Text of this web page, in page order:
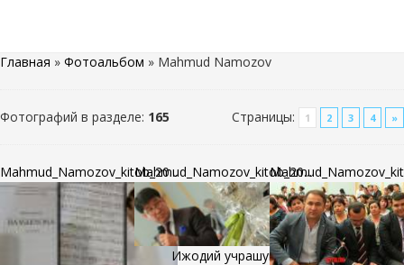
Главная » Фотоальбом » Mahmud Namozov
Фотографий в разделе: 165 Страницы: 1 2 3 4 »
Mahmud_Namozov_kitob_20...Mahmud_Namozov_kitob_20...
Ижодий учрашув